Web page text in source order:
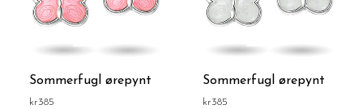
Sommerfugl ørepynt
kr385
Sommerfugl ørepynt
kr385